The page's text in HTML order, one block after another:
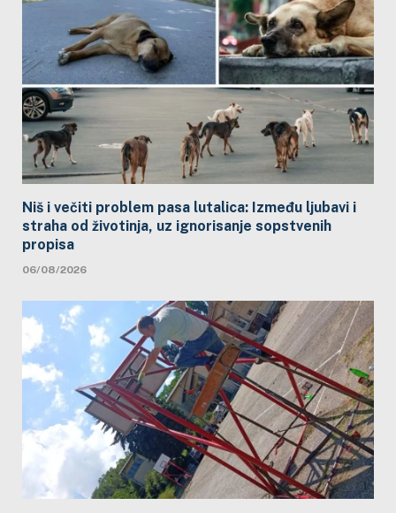
Niš i večiti problem pasa lutalica: Između ljubavi i
straha od životinja, uz ignorisanje sopstvenih
propisa
06/08/2026